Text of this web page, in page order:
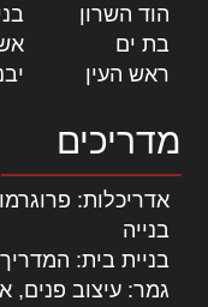
הוד השרון
בת ים
ראש העין
מדריכים
אדריכלות:
בנייה
בניית בית:
גמר: עיצוב פנים,